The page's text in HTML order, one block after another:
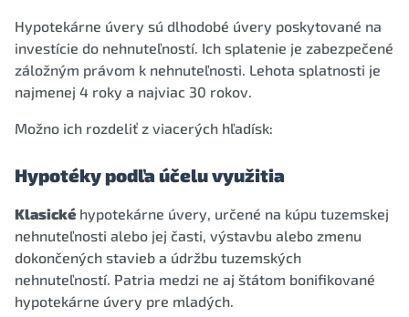
Hypotekárne úvery sú dlhodobé úvery poskytované na
investície do nehnuteľností. Ich splatenie je zabezpečené
záložným právom k nehnuteľnosti. Lehota splatnosti je
najmenej 4 roky a najviac 30 rokov.
Možno ich rozdeliť z viacerých hľadísk:
Hypotéky podľa účelu využitia
Klasické hypotekárne úvery, určené na kúpu tuzemskej
nehnuteľnosti alebo jej časti, výstavbu alebo zmenu
dokončených stavieb a údržbu tuzemských
nehnuteľností. Patria medzi ne aj štátom bonifikované
hypotekárne úvery pre mladých.